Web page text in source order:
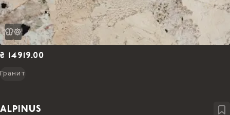
₴ 14919.00
Гранит
ALPINUS